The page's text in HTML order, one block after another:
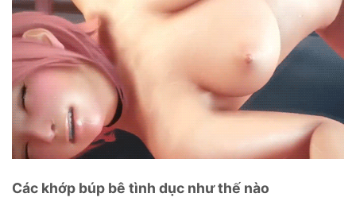
Các khớp búp bê tình dục như thế nào